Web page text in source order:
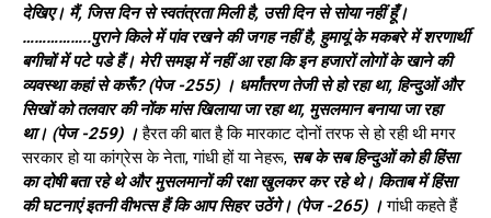
देखिए। मैं, जिस दिन से स्वतंत्रता मिली है, उसी दिन से सोया नहीं हूँ।
……………..पुराने किले में पांव रखने की जगह नहीं है, हुमायूं के मकबरे में शरणार्थी
बगीचों में पटे पडे हैं। मेरी समझ में नहीं आ रहा कि इन हजारों लोगों के खाने की
व्यवस्था कहां से करूँ? (पेज -255) । धर्मांतरण तेजी से हो रहा था, हिन्दुओं और
सिखों को तलवार की नोंक मांस खिलाया जा रहा था, मुसलमान बनाया जा रहा
था। (पेज -259) ।हैरत की बात है कि मारकाट दोनों तरफ से हो रही थी मगर
सरकार हो या कांग्रेस के नेता, गांधी हों या नेहरू, सब के सब हिन्दुओं को ही हिंसा
का दोषी बता रहे थे और मुसलमानों की रक्षा खुलकर कर रहे थे। किताब में हिंसा
की घटनाएं इतनी वीभत्स हैं कि आप सिहर उठेंगे। (पेज -265) ।गांधी कहते हैं